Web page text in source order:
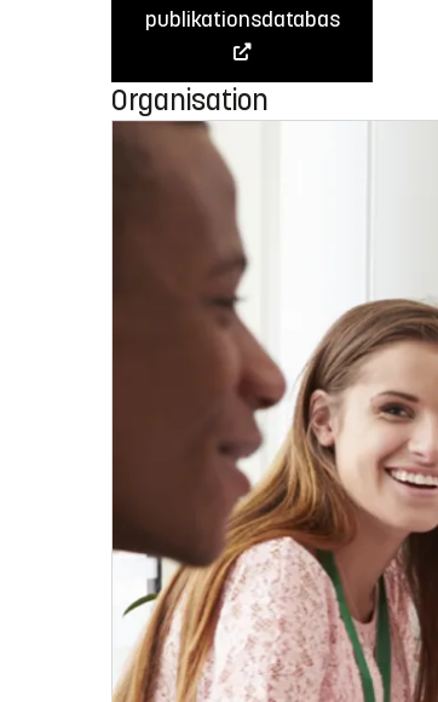
publikationsdatabas
Organisation